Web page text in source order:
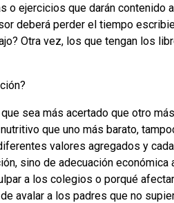
o ejercicios que darán contenido
deberá perder el tiempo
Otra vez, los que tengan los
sea más acertado que otro
que uno más barato,
valores agregados y
sino de adecuación económica
a los colegios o porqué
avalar a los padres que no